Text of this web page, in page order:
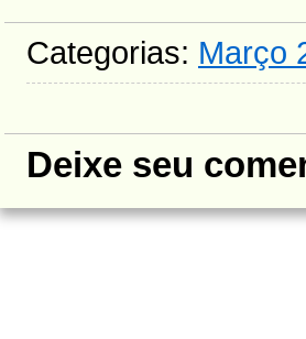
Categorias: Março
Deixe seu